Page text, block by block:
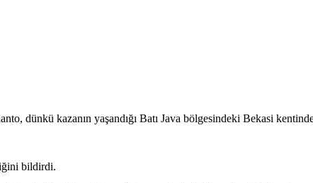
dünkü kazanın yaşandığı Batı Java bölgesindeki Bekasi
bildirdi.